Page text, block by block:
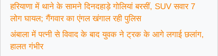
हरियाणा में थाने के सामने दिनदहाड़े गोलियां बरसीं, SUV सवार 7
लोग घायल; गैंगवार का एंगल खंगाल रही पुलिस
अंबाला में पत्नी से विवाद के बाद युवक ने ट्रक के आगे लगाई छलांग,
हालत गंभीर